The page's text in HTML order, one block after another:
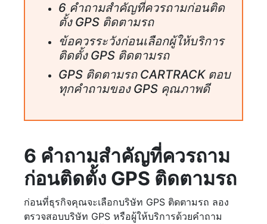
6 คำถามสำคัญที่ควรถามก่อนติด
ตั้ง GPS ติดตามรถ
ข้อควรระวังก่อนเลือกผู้ให้บริการ
ติดตั้ง GPS ติดตามรถ
GPS ติดตามรถ CARTRACK ตอบ
ทุกคำถามของ GPS คุณภาพดี
6 คำถามสำคัญที่ควรถาม
ก่อนติดตั้ง GPS ติดตามรถ
ก่อนที่ธุรกิจคุณจะเลือกบริษัท GPS ติดตามรถ ลอง
ตรวจสอบบริษัท GPS หรือผู้ให้บริการด้วยคำถาม